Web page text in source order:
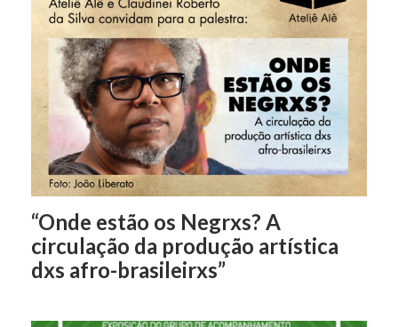
“Onde estão os Negrxs? A
circulação da produção artística
dxs afro-brasileirxs”